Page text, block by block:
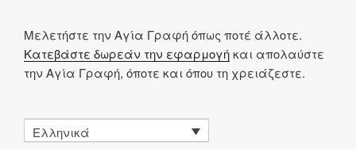
Μελετήστε την Αγία Γραφή όπως ποτέ άλλοτε.
Κατεβάστε δωρεάν την εφαρμογήκαι απολαύστε
την Αγία Γραφή, όποτε και όπου τη χρειάζεστε.
Ελληνικά